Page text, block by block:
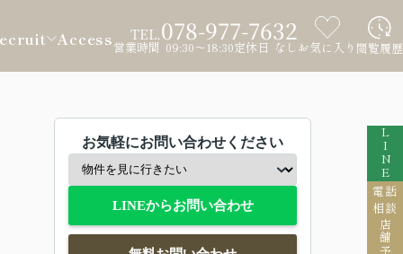
Access TEL.078-977-7632
営業時間 09:30～18:30定休日 なし お気に入り 閲覧履歴
LINE
電話
相談
お気軽にお問い合わせください
LINEからお問い合わせ